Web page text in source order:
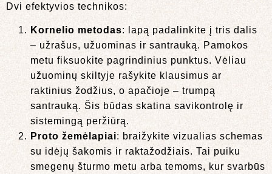
Dvi efektyvios technikos:
Kornelio metodas: lapą padalinkite į tris dalis
– užrašus, užuominas ir santrauką. Pamokos
metu fiksuokite pagrindinius punktus. Vėliau
užuominų skiltyje rašykite klausimus ar
raktinius žodžius, o apačioje – trumpą
santrauką. Šis būdas skatina savikontrolę ir
sistemingą peržiūrą.
Proto žemėlapiai: braižykite vizualias schemas
su idėjų šakomis ir raktažodžiais. Tai puiku
smegenų šturmo metu arba temoms, kur svarbūs